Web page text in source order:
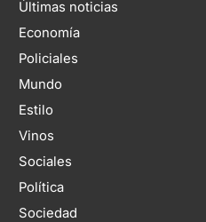
Últimas noticias
Economía
Policiales
Mundo
Estilo
Vinos
Sociales
Política
Sociedad